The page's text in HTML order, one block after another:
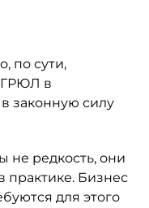
по сути,
в
законную силу
не редкость, они
практике. Бизнес
для этого